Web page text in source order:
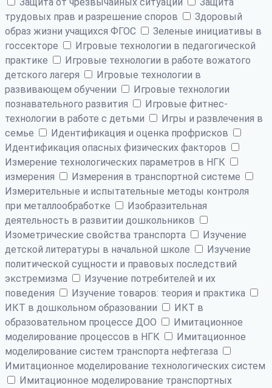
трудовых прав и разрешение споров
Здоровый
образ жизни учащихся ФГОС
Зеленые инициативы в
госсекторе
Игровые технологии в педагогической
практике
Игровые технологии в работе вожатого
детского лагеря
Игровые технологии в
развивающем обучении
Игровые технологии
познавательного развития
Игровые фитнес-
технологии в работе с детьми
Игры и развлечения в
семье
Идентификация и оценка профрисков
Идентификация опасных физических факторов
Измерение технологических параметров в НГК
измерения
Измерения в транспортной системе
Измерительные и испытательные методы контроля
при металлообработке
Изобразительная
деятельность в развитии дошкольников
Изометрические свойства транспорта
Изучение
детской литературы в начальной школе
Изучение
политической сущности и правовых последствий
экстремизма
Изучение потребителей и их
поведения
Изучение товаров: теория и практика
ИКТ в дошкольном образовании
ИКТ в
образовательном процессе ДОО
Имитационное
моделирование процессов в НГК
Имитационное
моделирование систем транспорта нефтегаза
Имитационное моделирование технологических систем
Имитационное моделирование транспортных